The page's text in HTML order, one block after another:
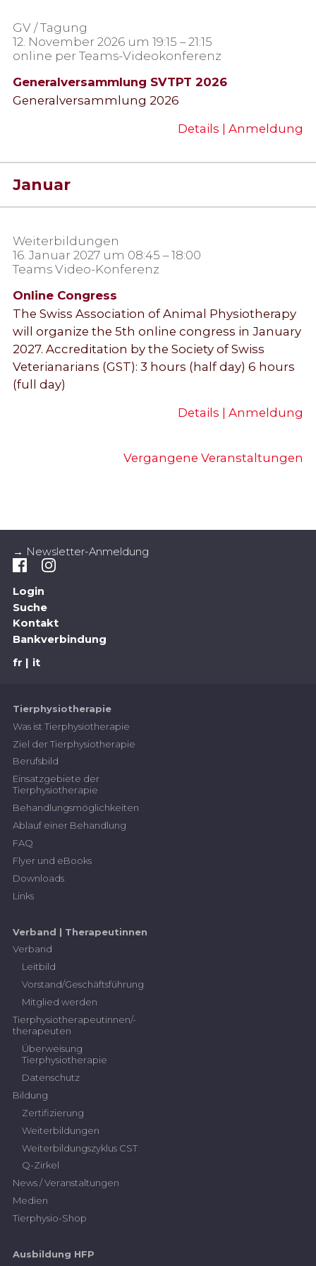
GV / Tagung
12. November 2026 um 19:15 – 21:15
online per Teams-Videokonferenz
Generalversammlung SVTPT 2026
Generalversammlung 2026
Details | Anmeldung
Januar
Weiterbildungen
16. Januar 2027 um 08:45 – 18:00
Teams Video-Konferenz
Online Congress
The Swiss Association of Animal Physiotherapy
will organize the 5 th online congress in January
2027. Accreditation by the Society of Swiss
Veterianarians (GST): 3 hours (half day) 6 hours
(full day)
Details | Anmeldung
Vergangene Veranstaltungen
→ Newsletter-Anmeldung
Login
Suche
Kontakt
Bankverbindung
fr
it
Tierphysiotherapie
Was ist Tierphysiotherapie
Ziel der Tierphysiotherapie
Berufsbild
Einsatzgebiete der
Tierphysiotherapie
Behandlungsmöglichkeiten
Ablauf einer Behandlung
FAQ
Flyer und eBooks
Downloads
Links
Verband | Therapeutinnen
Verband
Leitbild
Vorstand/Geschäftsführung
Mitglied werden
Tierphysiotherapeutinnen/-
therapeuten
Überweisung
Tierphysiotherapie
Datenschutz
Bildung
Zertifizierung
Weiterbildungen
Weiterbildungszyklus CST
Q-Zirkel
News / Veranstaltungen
Medien
Tierphysio-Shop
Ausbildung HFP